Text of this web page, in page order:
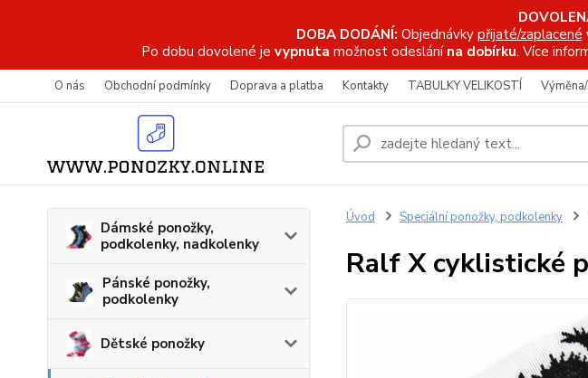
DOBA DODÁNÍ: Objednávky přijaté/zaplacené
Po dobu dovolené je vypnuta možnost odeslání na dobírku. Více
O nás Obchodní podmínky Doprava a platba Kontakty TABULKY VELIKOSTÍ
Dámské ponožky,
podkolenky, nadkolenky
Pánské ponožky,
podkolenky
Dětské ponožky
Úvod Speciální ponožky, podkolenky
Ralf X cyklistické